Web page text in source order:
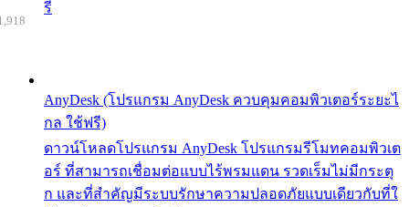
รี
AnyDesk (โปรแกรม AnyDesk ควบคุมคอมพิวเตอร์ระยะไ
กล ใช้ฟรี)
ดาวน์โหลดโปรแกรม AnyDesk โปรแกรมรีโมทคอมพิวเต
อร์ ที่สามารถเชื่อมต่อแบบไร้พรมแดน รวดเร็มไม่มีกระตุ
ก และที่สำคัญมีระบบรักษาความปลอดภัยแบบเดียวกับที่ใ